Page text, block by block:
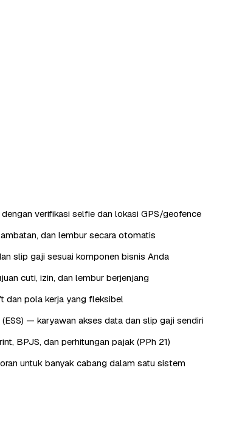
verifikasi selfie dan lokasi GPS/geofence
dan lembur secara otomatis
slip gaji sesuai komponen bisnis Anda
cuti, izin, dan lembur berjenjang
dan pola kerja yang fleksibel
— karyawan akses data dan slip gaji sendiri
BPJS, dan perhitungan pajak (PPh 21)
untuk banyak cabang dalam satu sistem